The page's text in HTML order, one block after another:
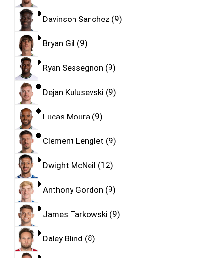
Davinson Sanchez 9
Bryan Gil 9
Ryan Sessegnon 9
Dejan Kulusevski 9
Lucas Moura 9
Clement Lenglet 9
Dwight McNeil 12
Anthony Gordon 9
James Tarkowski 9
Daley Blind 8